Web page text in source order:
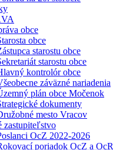
obce
obce
starostu obce
starostu obce
kontrolór obce
záväzné nariadenia
plán obce Močenok
dokumenty
mesto Vracov
zastupiteľstvo
OcZ 2022-2026
poriadok OcZ a OcR